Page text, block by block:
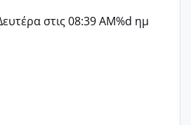
στις 08:39 AM%d ημ